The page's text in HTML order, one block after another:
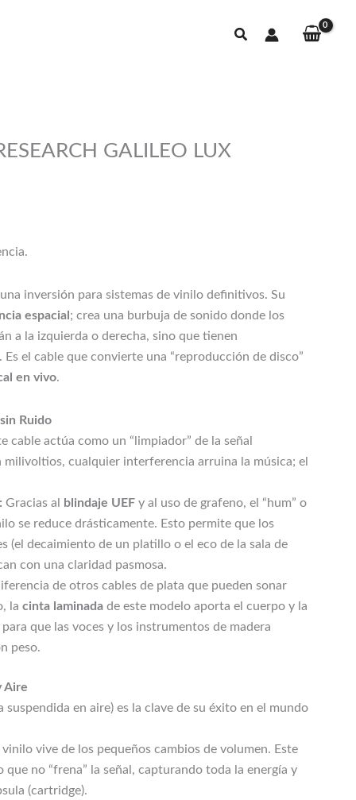
Buscar
GALILEO LUX
inversión para sistemas de vinilo definitivos. Su
espacial; crea una burbuja de sonido donde los
a la izquierda o derecha, sino que tienen
el cable que convierte una “reproducción de disco”
en vivo.
Ruido
cable actúa como un “limpiador” de la señal
milivoltios, cualquier interferencia arruina la música; el
Gracias al blindaje UEFy al uso de grafeno, el “hum” o
se reduce drásticamente. Esto permite que los
(el decaimiento de un platillo o el eco de la sala de
con una claridad pasmosa.
de otros cables de plata que pueden sonar
la cinta laminadade este modelo aporta el cuerpo y la
que las voces y los instrumentos de madera
peso.
Aire
suspendida en aire) es la clave de su éxito en el mundo
vive de los pequeños cambios de volumen. Este
que no “frena” la señal, capturando toda la energía y
(cartridge).